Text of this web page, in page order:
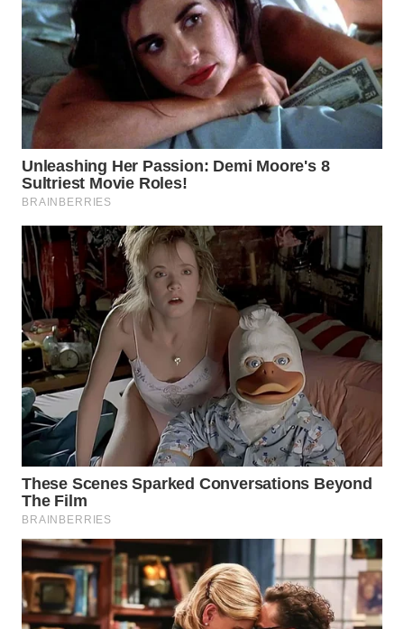
WN
BEKASI
WN
BOGOR
DEPOK
WN
TAPANULI
UTARA
WN
SAMOSIR
WN
PADANG
LAWAS
WN
SUMEDANG
WN
WN
KEPULAUAN
SERIBU